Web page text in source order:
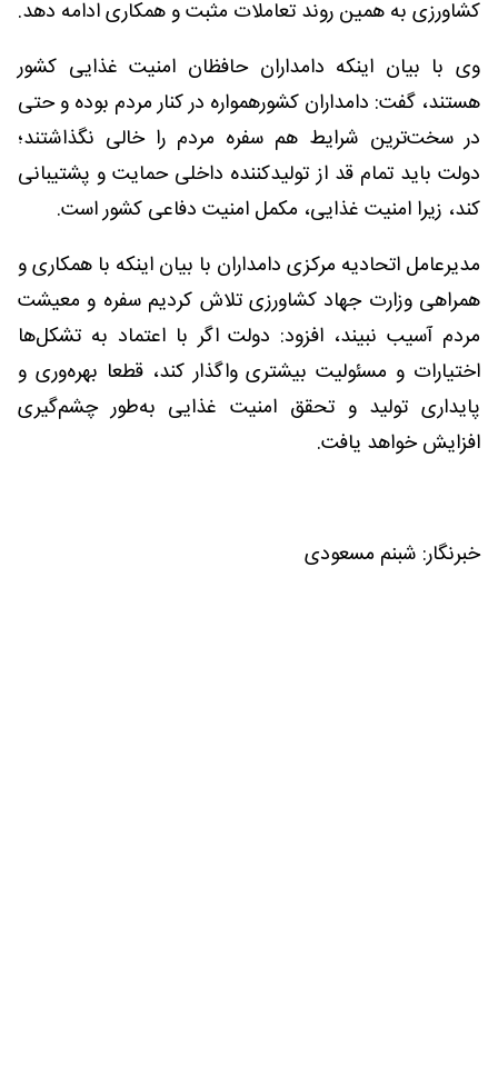
کشاورزی به همین روند تعاملات مثبت و همکاری ادامه دهد.
وی با بیان اینکه دامداران حافظان امنیت غذایی کشور
هستند، گفت: دامداران کشورهمواره در کنار مردم بوده‌ و حتی
در سخت‌ترین شرایط هم سفره مردم را خالی نگذاشتند؛
دولت باید تمام قد از تولیدکننده داخلی حمایت و پشتیبانی
کند، زیرا امنیت غذایی، مکمل امنیت دفاعی کشور است.
مدیرعامل اتحادیه مرکزی دامداران با بیان اینکه با همکاری و
همراهی وزارت جهاد کشاورزی تلاش کردیم سفره و معیشت
مردم آسیب نبیند، افزود: دولت اگر با اعتماد به تشکل‌ها
اختیارات و مسئولیت بیشتری واگذار کند، قطعا بهره‌وری و
پایداری تولید و تحقق امنیت غذایی به‌طور چشم‌گیری
افزایش خواهد یافت.
خبرنگار: شبنم مسعودی